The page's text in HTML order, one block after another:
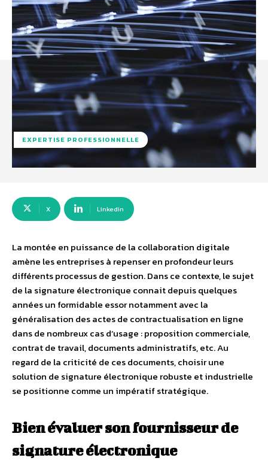
EXPERTISE PROFESSIONNELLE
X Linkedin
La montée en puissance de la collaboration digitale
amène les entreprises à repenser en profondeur leurs
différents processus de gestion. Dans ce contexte, le sujet
de la signature électronique connait depuis quelques
années un formidable essor notamment avec la
généralisation des actes de contractualisation en ligne
dans de nombreux cas d’usage : proposition commerciale,
contrat de travail, documents administratifs, etc. Au
regard de la criticité de ces documents, choisir une
solution de signature électronique robuste et industrielle
se positionne comme un impératif stratégique.
Bien évaluer son fournisseur de
signature électronique